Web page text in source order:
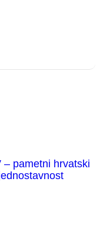
– pametni hrvatski